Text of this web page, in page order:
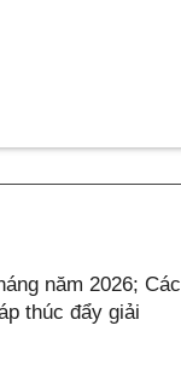
năm 2026; Các
thúc đẩy giải